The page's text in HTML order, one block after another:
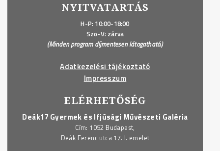
NYITVATARTÁS
H-P: 10:00-18:00
Szo-V: zárva
(Minden program díjmentesen látogatható.)
Adatkezelési tájékoztató
Impresszum
ELÉRHETŐSÉG
Deák17 Gyermek és Ifjúsági Művészeti Galéria
Cím: 1052 Budapest,
Deák Ferenc utca 17. I. emelet